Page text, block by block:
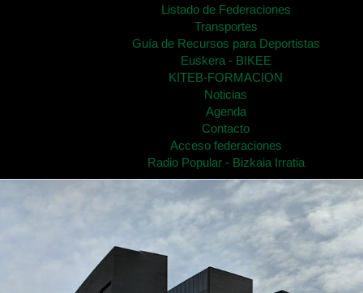
Listado de Federaciones
Transportes
Guía de Recursos para Deportistas
Euskera - BIKEE
KITEB-FORMACION
Noticias
Agenda
Contacto
Acceso federaciones
Radio Popular - Bizkaia Irratia